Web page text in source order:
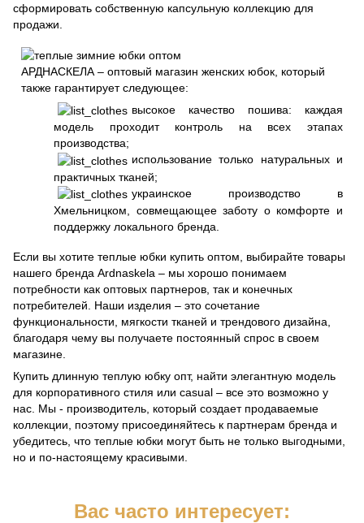
сформировать собственную капсульную коллекцию для
продажи.
АРДНАСКЕЛА – оптовый магазин женских юбок, который
также гарантирует следующее:
высокое качество пошива: каждая
модель проходит контроль на всех этапах
производства;
использование только натуральных и
практичных тканей;
украинское производство в
Хмельницком, совмещающее заботу о комфорте и
поддержку локального бренда.
Если вы хотите теплые юбки купить оптом, выбирайте товары
нашего бренда Ardnaskela – мы хорошо понимаем
потребности как оптовых партнеров, так и конечных
потребителей. Наши изделия – это сочетание
функциональности, мягкости тканей и трендового дизайна,
благодаря чему вы получаете постоянный спрос в своем
магазине.
Купить длинную теплую юбку опт, найти элегантную модель
для корпоративного стиля или casual – все это возможно у
нас. Мы - производитель, который создает продаваемые
коллекции, поэтому присоединяйтесь к партнерам бренда и
убедитесь, что теплые юбки могут быть не только выгодными,
но и по-настоящему красивыми.
Вас часто интересует: